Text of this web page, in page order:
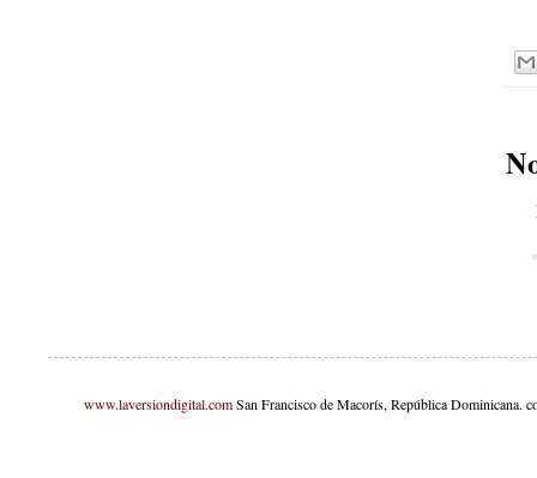
www.laversiondigital.comSan Francisco de Macorís, República Dominicana.